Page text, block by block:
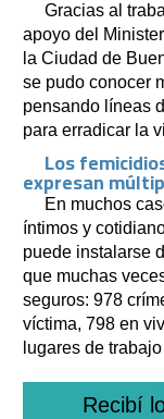
Gracias al
apoyo del
la Ciudad de
se pudo conocer
pensando líneas
para erradicar la
Los
expresan
En muchos
íntimos y
puede instalarse
que muchas
seguros: 978
víctima, 798 en
lugares de
Recibí